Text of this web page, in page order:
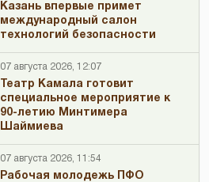
Казань впервые примет
международный салон
технологий безопасности
07 августа 2026, 12:07
Театр Камала готовит
специальное мероприятие к
90-летию Минтимера
Шаймиева
07 августа 2026, 11:54
Рабочая молодежь ПФО